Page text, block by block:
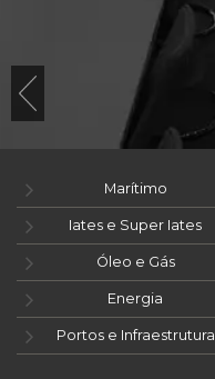
Marítimo
Iates e Super Iates
Óleo e Gás
Energia
Portos e Infraestrutura